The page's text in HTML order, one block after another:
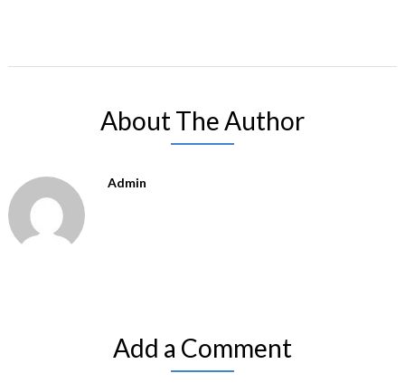
About The Author
Admin
Add a Comment